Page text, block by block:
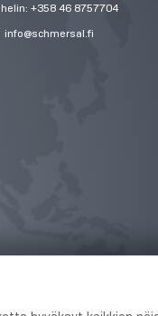
+358 46 8757704
info@schmersal.fi